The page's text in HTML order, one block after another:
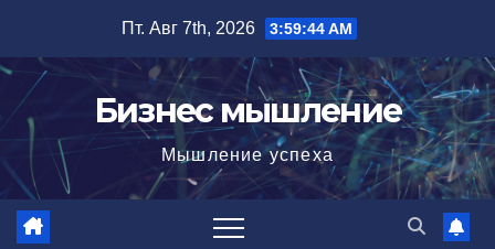
содержимому
Пт. Авг 7th, 2026 3:59:45 AM
Бизнес мышление
Мышление успеха